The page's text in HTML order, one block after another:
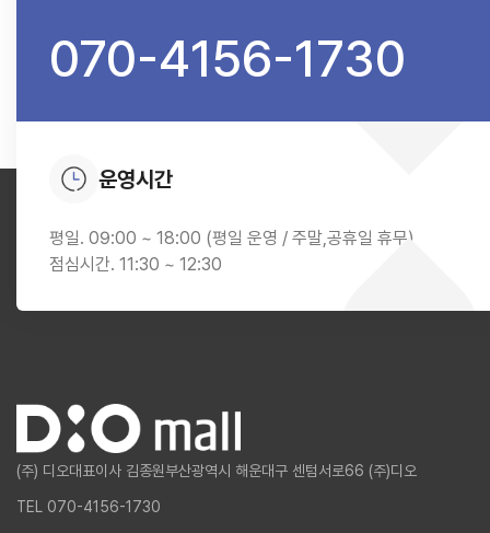
070-4156-1730
운영시간
평일. 09:00 ~ 18:00 (평일 운영 / 주말,공휴일 휴무)
점심시간. 11:30 ~ 12:30
(주) 디오대표이사 김종원부산광역시 해운대구 센텀서로66 (주)디오
TEL 070-4156-1730